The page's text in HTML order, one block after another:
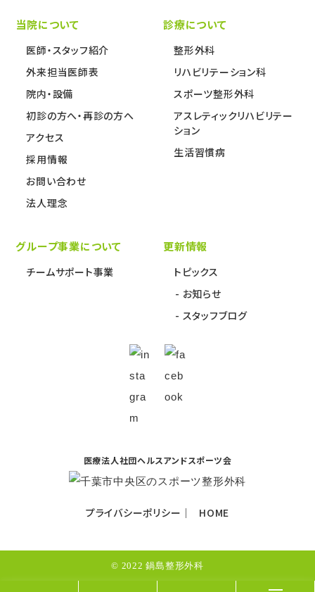
当院について
医師・スタッフ紹介
外来担当医師表
院内・設備
初診の方へ・再診の方へ
アクセス
採用情報
お問い合わせ
法人理念
診療について
整形外科
リハビリテーション科
スポーツ整形外科
アスレティックリハビリテー
ション
生活習慣病
グループ事業について
チームサポート事業
更新情報
トピックス
お知らせ
スタッフブログ
医療法人社団ヘルスアンドスポーツ会
プライバシーポリシー HOME
© 2022 鍋島整形外科